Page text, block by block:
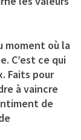
moment où la
C’est ce qui
Faits pour
à vaincre
de